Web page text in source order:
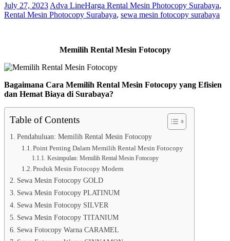
July 27, 2023 Adva LineHarga Rental Mesin Photocopy Surabaya,
Rental Mesin Photocopy Surabaya, sewa mesin fotocopy surabaya
Memilih Rental Mesin Fotocopy
Bagaimana Cara Memilih Rental Mesin Fotocopy yang Efisien
dan Hemat Biaya di Surabaya?
Table of Contents
Pendahuluan: Memilih Rental Mesin Fotocopy
Point Penting Dalam Memilih Rental Mesin Fotocopy
Kesimpulan: Memilih Rental Mesin Fotocopy
Produk Mesin Fotocopy Modern
Sewa Mesin Fotocopy GOLD
Sewa Mesin Fotocopy PLATINUM
Sewa Mesin Fotocopy SILVER
Sewa Mesin Fotocopy TITANIUM
Sewa Fotocopy Warna CARAMEL